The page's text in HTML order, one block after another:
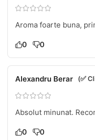
Aroma foarte buna,
0 0
Alexandru Berar (✅
Absolut minunat.
0 0